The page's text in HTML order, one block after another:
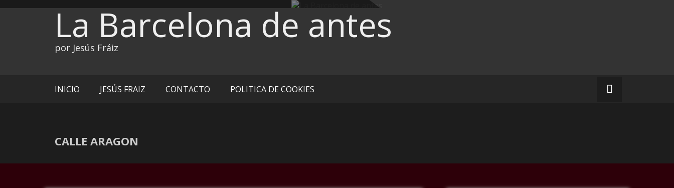
La Barcelona de antes
por Jesús Fráiz
INICIO JESÚS FRAIZ CONTACTO POLITICA DE COOKIES
CALLE ARAGON